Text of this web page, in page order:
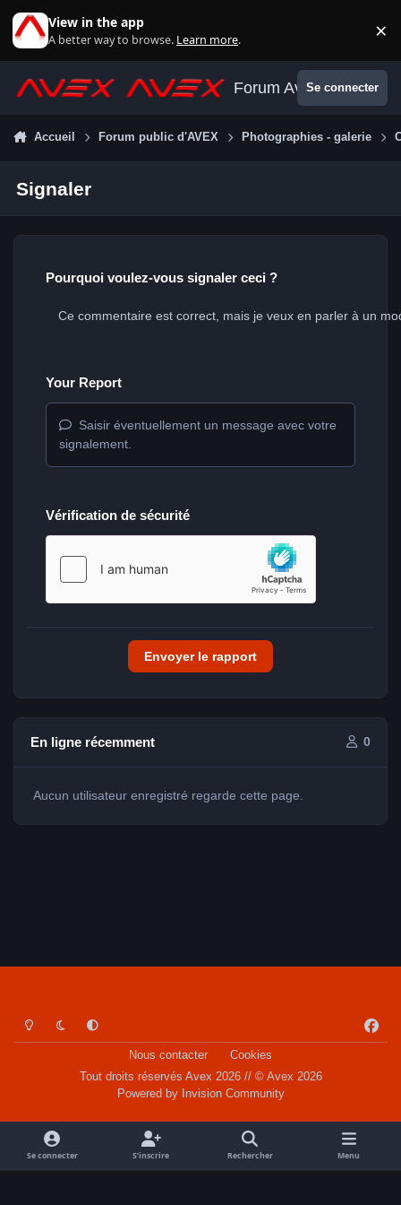
View in the app
A better way to browse. Learn more. ×
Forum AvexSe connecter
Accueil Forum public d'AVEX Photographies - galerie
Signaler
Pourquoi voulez-vous signaler ceci ?
Your Report
Saisir éventuellement un message avec votre
signalement.
Vérification de sécurité
Envoyer le rapport
En ligne récemment 0
Aucun utilisateur enregistré regarde cette page.
Light ModeDark ModeSystem Preference
a
o
k
Nous contacter
Cookies
Tout droits réservés Avex 2026 // © Avex 2026
Powered by Invision Community
Se connecter S’inscrire Rechercher Menu